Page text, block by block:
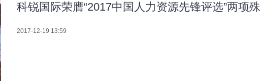
科锐国际荣膺“2017中国人力资源先锋评选”两项
2017-12-19 13:59